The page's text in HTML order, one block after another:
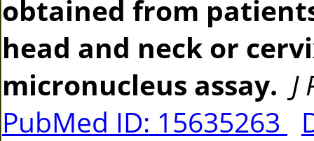
obtained from
head and neck or
micronucleus assay. J
PubMed ID: 15635263